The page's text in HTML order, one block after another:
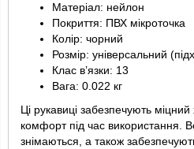
Матеріал: нейлон
Покриття: ПВХ мікроточка
Колір: чорний
Розмір: універсальний
Клас в’язки: 13
Вага: 0.022 кг
Ці рукавиці забезпечують міцний
комфорт під час використання.
знімаються, а також